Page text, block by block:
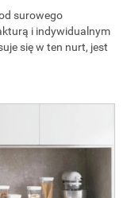
surowego
i indywidualnym
się w ten nurt, jest